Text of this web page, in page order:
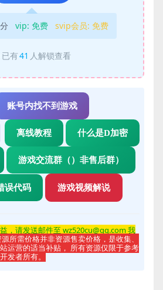
vip: 免费 svip会员: 免费
已有41 人解锁查看
账号内找不到游戏
离线教程 什么是D加密
游戏交流群（）非售后群）
误代码 游戏视频解说
，请发送邮件至 wz520cu@qq.com 我
源所需价格并非资源售卖价格，是收集、
运营的适当补贴， 所有资源仅限于参考
发者所有。